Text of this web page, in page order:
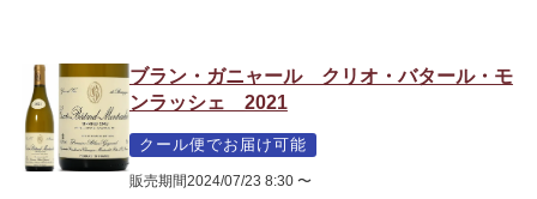
ブラン・ガニャール クリオ・バタール・モ
ンラッシェ 2021
クール便でお届け可能
販売期間2024/07/23 8:30 〜